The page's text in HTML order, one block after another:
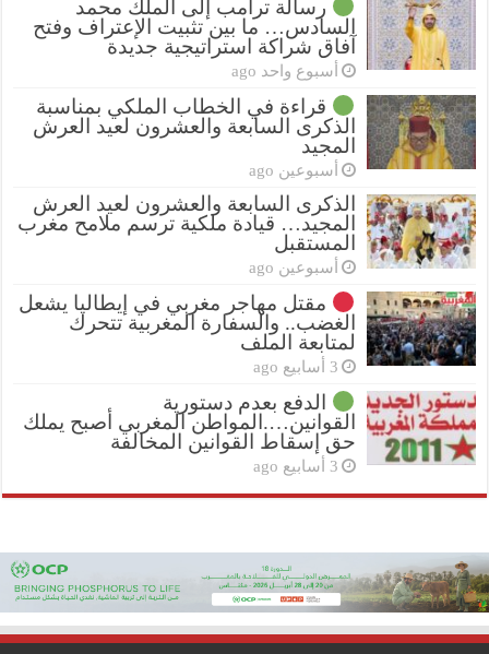
رسالة ترامب إلى الملك محمد
السادس… ما بين تثبيت الإعتراف وفتح
آفاق شراكة استراتيجية جديدة
أسبوع واحد ago
قراءة في الخطاب الملكي بمناسبة
الذكرى السابعة والعشرون لعيد العرش
المجيد
أسبوعين ago
الذكرى السابعة والعشرون لعيد العرش
المجيد… قيادة ملكية ترسم ملامح مغرب
المستقبل
أسبوعين ago
مقتل مهاجر مغربي في إيطاليا يشعل
الغضب.. والسفارة المغربية تتحرك
لمتابعة الملف
3 أسابيع ago
الدفع بعدم دستورية
القوانين….المواطن المغربي أصبح يملك
حق إسقاط القوانين المخالفة
3 أسابيع ago